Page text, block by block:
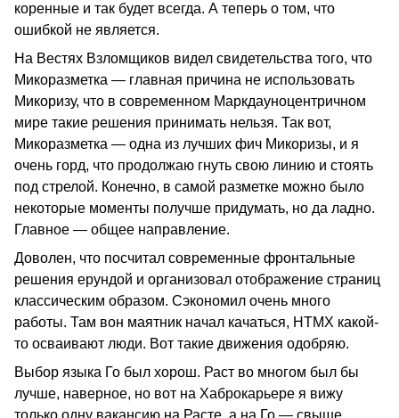
коренные и так будет всегда. А теперь о том, что
ошибкой не является.
На Вестях Взломщиков видел свидетельства того, что
Микоразметка — главная причина не использовать
Микоризу, что в современном Маркдауноцентричном
мире такие решения принимать нельзя. Так вот,
Микоразметка — одна из лучших фич Микоризы, и я
очень горд, что продолжаю гнуть свою линию и стоять
под стрелой. Конечно, в самой разметке можно было
некоторые моменты получше придумать, но да ладно.
Главное — общее направление.
Доволен, что посчитал современные фронтальные
решения ерундой и организовал отображение страниц
классическим образом. Сэкономил очень много
работы. Там вон маятник начал качаться, HTMX какой-
то осваивают люди. Вот такие движения одобряю.
Выбор языка Го был хорош. Раст во многом был бы
лучше, наверное, но вот на Хаброкарьере я вижу
только одну вакансию на Расте, а на Го — свыше